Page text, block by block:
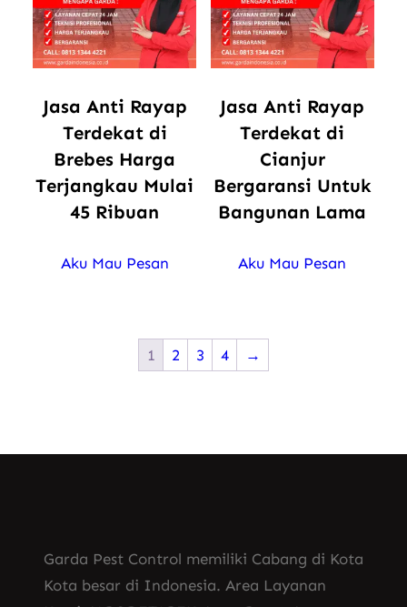
Jasa Anti Rayap
Terdekat di
Brebes Harga
Terjangkau Mulai
45 Ribuan
Aku Mau Pesan
Jasa Anti Rayap
Terdekat di
Cianjur
Bergaransi Untuk
Bangunan Lama
Aku Mau Pesan
1 2 3 4 →
Garda Pest Control memiliki Cabang di Kota
Kota besar di Indonesia. Area Layanan